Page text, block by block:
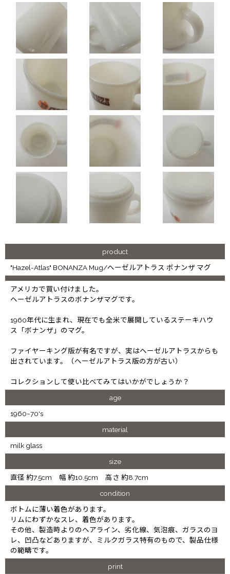
product
"Hazel-Atlas" BONANZA Mug/ヘーゼルアトラス ボナンザ マグ
アメリカで買い付けました。
ヘーゼルアトラスのボナンザマグです。
1960年代に生まれ、現在でも全米で展開しているステーキハウ
ス「ボナンザ」のマグ。
ファイヤーキング版が有名ですが、実はヘーゼルアトラスからも
出されています。（ヘーゼルアトラス版の方が古い）
コレクションして使い比べてみてはいかがでしょうか？
age
1960~70's
material
milk glass
size
直径 約7.5cm 幅 約10.5cm 高さ 約8.7cm
condition
ボトムに薄い着色があります。
リムにわずかなスレ、着色があります。
その他、製造時よりのヘアライン、劣化線、気泡痕、ガラスのヨ
レ、凹凸などありますが、ミルクガラス特有のもので、製品仕様
の範疇です。
print